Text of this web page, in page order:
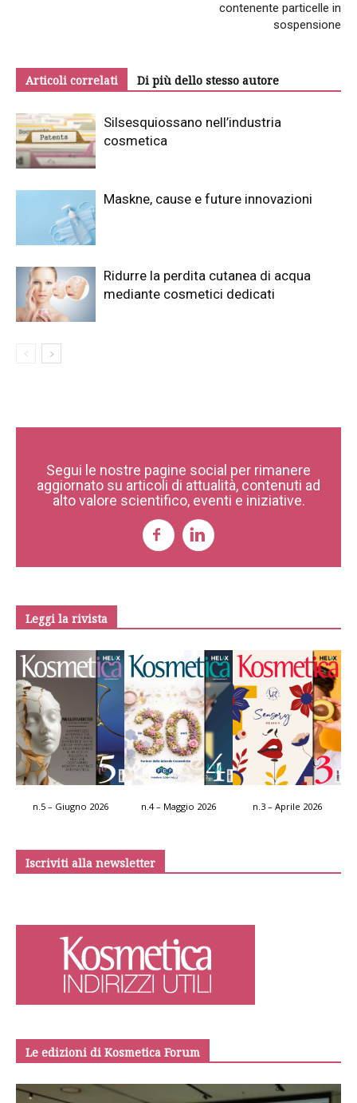
contenente particelle in
sospensione
Articoli correlati Di più dello stesso autore
Silsesquiossano nell’industria
cosmetica
Maskne, cause e future innovazioni
Ridurre la perdita cutanea di acqua
mediante cosmetici dedicati
Segui le nostre pagine social per rimanere
aggiornato su articoli di attualità, contenuti ad
alto valore scientifico, eventi e iniziative.
Leggi la rivista
n.5 – Giugno 2026 n.4 – Maggio 2026 n.3 – Aprile 2026
Iscriviti alla newsletter
Le edizioni di Kosmetica Forum